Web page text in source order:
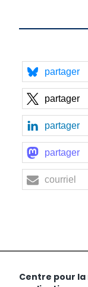
partager
partager
partager
partager
courriel
Centre pour